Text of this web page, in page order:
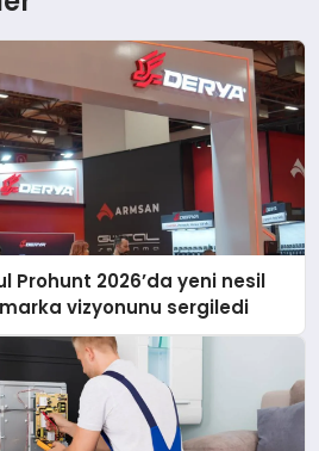
Prohunt 2026’da yeni nesil
vizyonunu sergiledi